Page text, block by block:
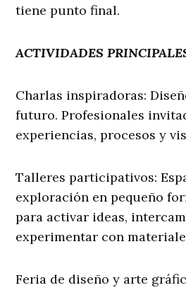
tiene punto final.
ACTIVIDADES
Charlas inspiradoras:
futuro. Profesionales
experiencias, procesos y
Talleres participativos:
exploración en pequeño
para activar ideas,
experimentar con
Feria de diseño y arte